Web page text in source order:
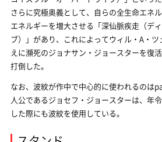
さらに究極奥義として、自らの全生命エネ
エネルギーを増大させる「深仙脈疾走（デ
ブ）」があり、これによってウィル・A・
えに瀕死のジョナサン・ジョースターを復
打倒した。
なお、波紋が作中で中心的に使われるのは
人公であるジョセフ・ジョースターは、年
した際にも波紋を使用している。